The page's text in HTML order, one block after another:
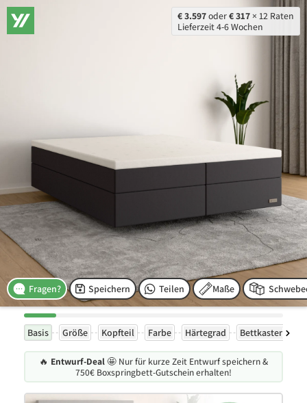
€ 3.597oder€ 317 × 12 Raten
Lieferzeit 4-6 Wochen
Fragen? Maße
Speichern Teilen
Basis Größe Kopfteil Farbe Härtegrad Bettkasten
🔥 Entwurf-Deal🤩 Nur für kurze Zeit Entwurf speichern &
750€ Boxspringbett-Gutschein erhalten!